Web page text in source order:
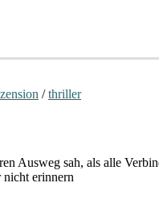
/thriller
Ausweg sah, als alle
nicht erinnern